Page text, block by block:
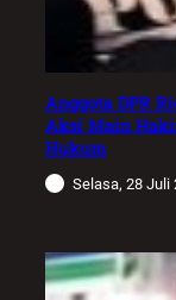
Anggota DPR
Aksi Main
Hukum
Selasa, 28 Juli